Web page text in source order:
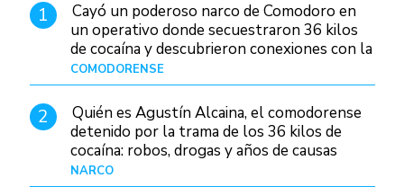
1
Cayó un poderoso narco de Comodoro en
un operativo donde secuestraron 36 kilos
de cocaína y descubrieron conexiones con la
Patagonia
COMODORENSE
2
Quién es Agustín Alcaina, el comodorense
detenido por la trama de los 36 kilos de
cocaína: robos, drogas y años de causas
judiciales
NARCO